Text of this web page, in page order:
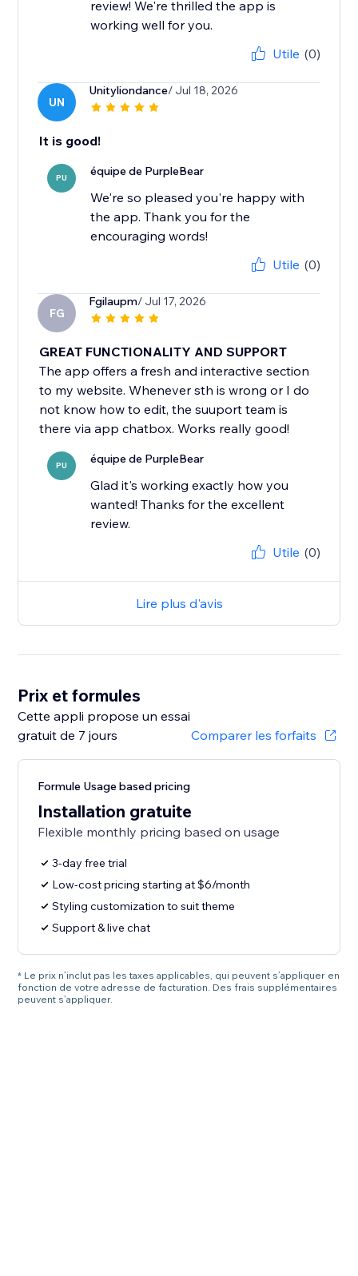
review! We're thrilled the app is
working well for you.
Utile (0)
UN
Unityliondance/ Jul 18, 2026
It is good!
PU équipe de PurpleBear
We're so pleased you're happy with
the app. Thank you for the
encouraging words!
Utile (0)
FG
Fgilaupm/ Jul 17, 2026
GREAT FUNCTIONALITY AND SUPPORT
The app offers a fresh and interactive section
to my website. Whenever sth is wrong or I do
not know how to edit, the suuport team is
there via app chatbox. Works really good!
PU équipe de PurpleBear
Glad it's working exactly how you
wanted! Thanks for the excellent
review.
Utile (0)
Lire plus d'avis
Prix et formules
Cette appli propose un essai
gratuit de 7 jours
Comparer les forfaits
Formule Usage based pricing
Installation gratuite
Flexible monthly pricing based on usage
3-day free trial
Low-cost pricing starting at $6/month
Styling customization to suit theme
Support & live chat
* Le prix n’inclut pas les taxes applicables, qui peuvent s’appliquer en
fonction de votre adresse de facturation. Des frais supplémentaires
peuvent s’appliquer.